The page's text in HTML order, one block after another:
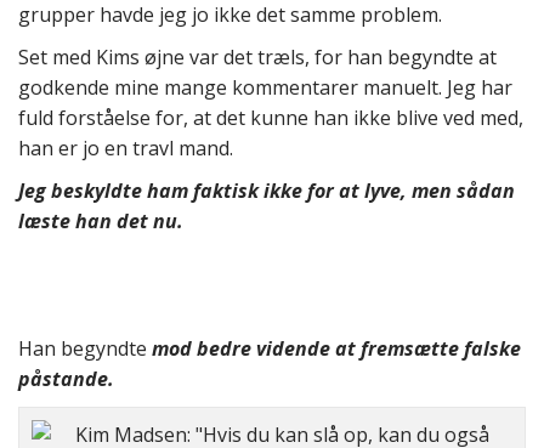
grupper havde jeg jo ikke det samme problem.
Set med Kims øjne var det træls, for han begyndte at
godkende mine mange kommentarer manuelt. Jeg har
fuld forståelse for, at det kunne han ikke blive ved med,
han er jo en travl mand.
Jeg beskyldte ham faktisk ikke for at lyve, men sådan
læste han det nu.
Han begyndte mod bedre vidende at fremsætte falske
påstande.